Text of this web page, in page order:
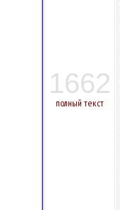
1662
полный текст